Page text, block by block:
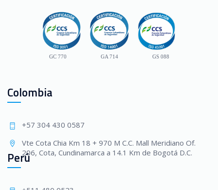
GC 770 GA 714 GS 088
Colombia
+57 304 430 0587
Vte Cota Chia Km 18 + 970 M C.C. Mall Meridiano Of.
206, Cota, Cundinamarca a 14.1 Km de Bogotá D.C.
Perú